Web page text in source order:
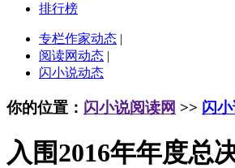
排行榜
专栏作家动态 |
阅读网动态 |
闪小说动态
你的位置： 闪小说阅读网 >> 闪
入围2016年年度总